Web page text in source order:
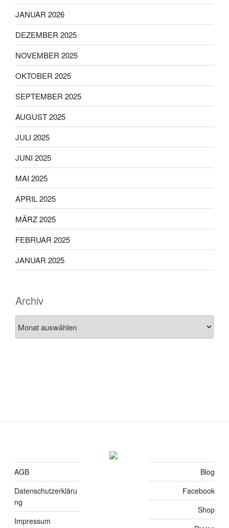
JANUAR 2026
DEZEMBER 2025
NOVEMBER 2025
OKTOBER 2025
SEPTEMBER 2025
AUGUST 2025
JULI 2025
JUNI 2025
MAI 2025
APRIL 2025
MÄRZ 2025
FEBRUAR 2025
JANUAR 2025
Archiv
AGB
Datenschutzerkläru
ng
Impressum
Blog
Facebook
Shop